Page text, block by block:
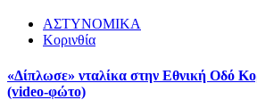
ΑΣΤΥΝΟΜΙΚΑ
Κορινθία
«Δίπλωσε» νταλίκα στην Εθνική Oδό
(video-φώτο)